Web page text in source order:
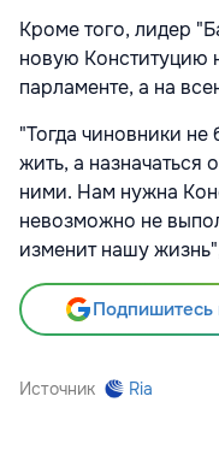
Кроме того, лидер
новую Конституцию
парламенте, а на
"Тогда чиновники не
жить, а назначаться
ними. Нам нужна
невозможно не
изменит нашу
Подпишитесь
Источник Ria